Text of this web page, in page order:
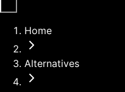
Home
Alternatives